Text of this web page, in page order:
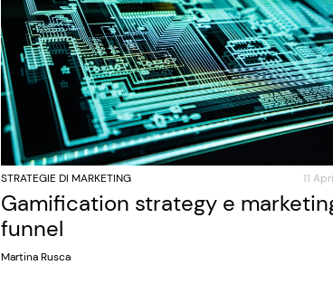
STRATEGIE DI MARKETING 11
Gamification strategy e
funnel
Martina Rusca